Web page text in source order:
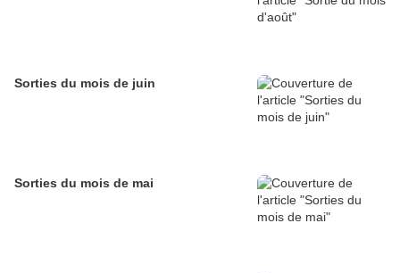
Sorties du mois de juin
Sorties du mois de mai